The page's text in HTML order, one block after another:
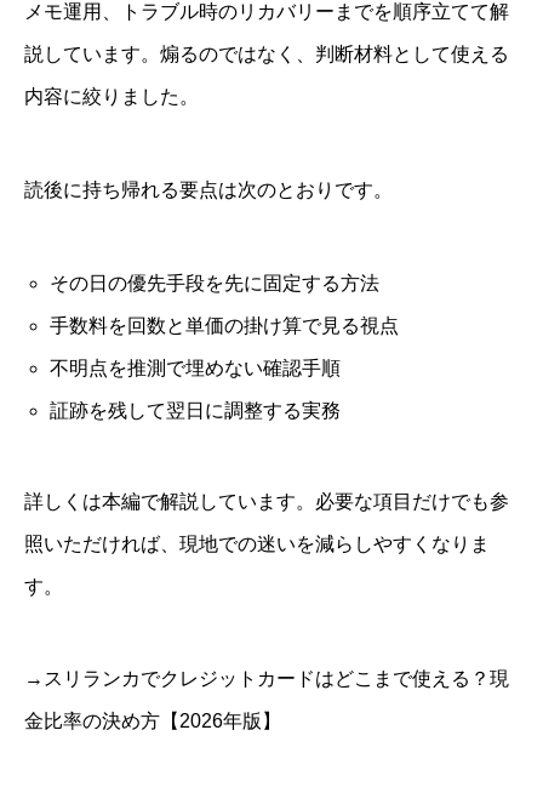
メモ運用、トラブル時のリカバリーまでを順序立てて解
説しています。煽るのではなく、判断材料として使える
内容に絞りました。
読後に持ち帰れる要点は次のとおりです。
その日の優先手段を先に固定する方法
手数料を回数と単価の掛け算で見る視点
不明点を推測で埋めない確認手順
証跡を残して翌日に調整する実務
詳しくは本編で解説しています。必要な項目だけでも参
照いただければ、現地での迷いを減らしやすくなりま
す。
→スリランカでクレジットカードはどこまで使える？現
金比率の決め方【2026年版】